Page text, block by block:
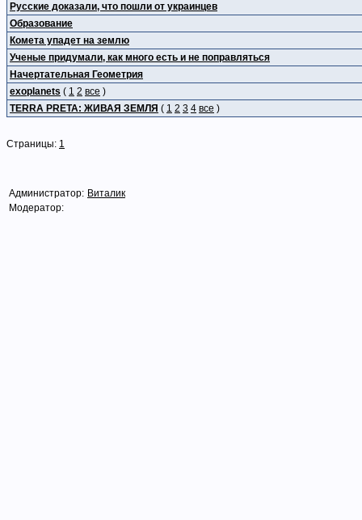
Русские доказали, что пошли от украинцев
Образование
Комета упадет на землю
Ученые придумали, как много есть и не поправляться
Начертательная Геометрия
exoplanets ( 1 2 все )
TERRA PRETA: ЖИВАЯ ЗЕМЛЯ ( 1 2 3 4 все )
Страницы: 1
Администратор: Виталик
Модератор: